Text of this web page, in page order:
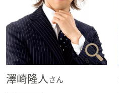
澤崎隆人 さん